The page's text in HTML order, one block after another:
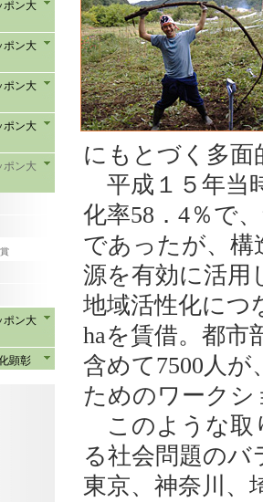
ポン大
ポン大
ポン大
ポン大
ポン大
ポン大
顕彰
にもとづく多面
平成１５年当
化率58．4％で
であったが、構
源を有効に活用
地域活性化につ
haを賃借。都市
含めて7500人
ためのワーク
このような取
る社会問題のバ
東京、神奈川、